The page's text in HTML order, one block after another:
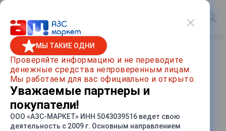
Главная / О компании / Политика конфиденциальности
Политика конфиденциальности
Согласие на обработку
персональных данных
МЫ ТАКИЕ ОДНИ
Проверяйте информацию и не переводите
денежные средства непроверенным лицам.
Мы работаем для вас официально и открыто.
Уважаемые партнеры и
покупатели!
ООО «АЗС-МАРКЕТ» ИНН 5043039516 ведет свою
деятельность с 2009 г. Основным направлением